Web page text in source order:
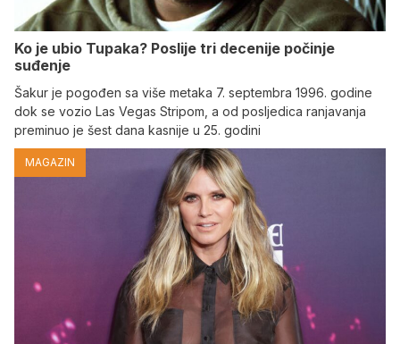
Ko je ubio Tupaka? Poslije tri decenije počinje
suđenje
Šakur je pogođen sa više metaka 7. septembra 1996. godine
dok se vozio Las Vegas Stripom, a od posljedica ranjavanja
preminuo je šest dana kasnije u 25. godini
MAGAZIN